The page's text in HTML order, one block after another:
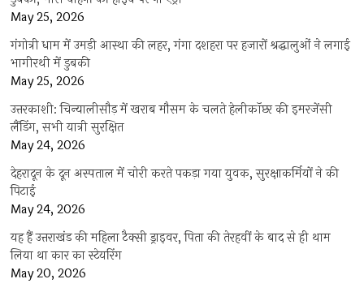
May 25, 2026
गंगोत्री धाम में उमड़ी आस्था की लहर, गंगा दशहरा पर हजारों श्रद्धालुओं ने लगाई
भागीरथी में डुबकी
May 25, 2026
उत्तरकाशी: चिन्यालीसौड़ में खराब मौसम के चलते हेलीकॉप्टर की इमरजेंसी
लैंडिंग, सभी यात्री सुरक्षित
May 24, 2026
देहरादून के दून अस्पताल में चोरी करते पकड़ा गया युवक, सुरक्षाकर्मियों ने की
पिटाई
May 24, 2026
यह हैं उत्तराखंड की महिला टैक्सी ड्राइवर, पिता की तेरहवीं के बाद से ही थाम
लिया था कार का स्टेयरिंग
May 20, 2026